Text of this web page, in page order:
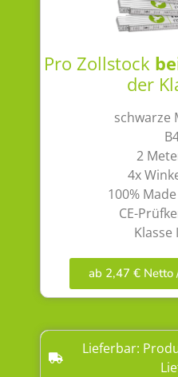
Pro Zollstock
der
schwarze
2
4x
100%
CE-
Klasse
ab 2,47 € Netto
Lieferbar: